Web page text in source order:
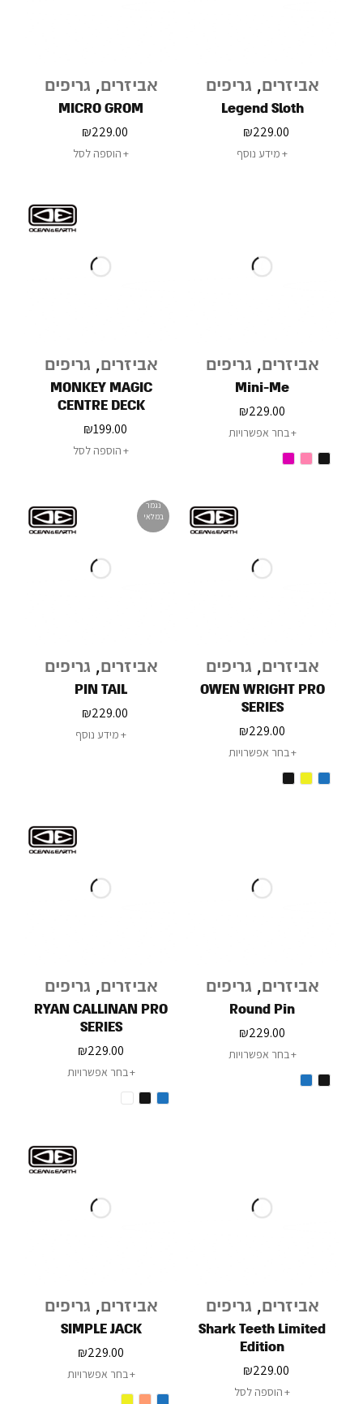
אביזרים, גריפים
Legend Sloth
₪229.00
מידע נוסף
אביזרים, גריפים
MICRO GROM
₪229.00
הוספה לסל
אביזרים, גריפים
Mini-Me
₪229.00
בחר אפשרויות
אביזרים, גריפים
MONKEY MAGIC
CENTRE DECK
₪199.00
הוספה לסל
אביזרים, גריפים
OWEN WRIGHT PRO
SERIES
₪229.00
בחר אפשרויות
נגמר
במלאי
אביזרים, גריפים
PIN TAIL
₪229.00
מידע נוסף
אביזרים, גריפים
Round Pin
₪229.00
בחר אפשרויות
אביזרים, גריפים
RYAN CALLINAN PRO
SERIES
₪229.00
בחר אפשרויות
אביזרים, גריפים
Shark Teeth Limited
Edition
₪229.00
הוספה לסל
אביזרים, גריפים
SIMPLE JACK
₪229.00
בחר אפשרויות